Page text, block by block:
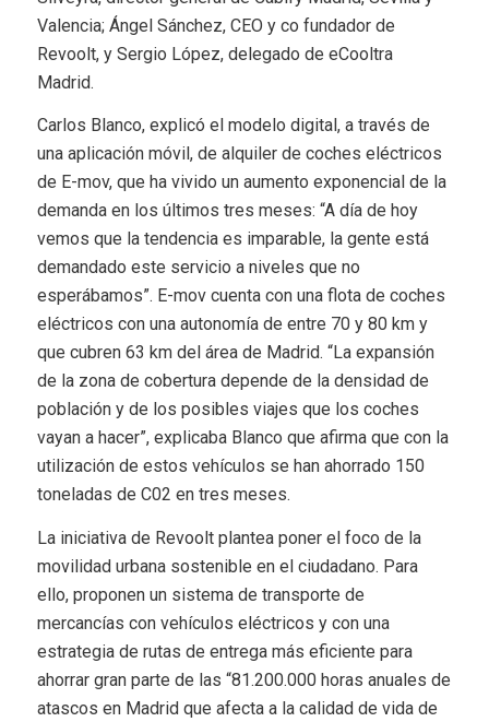
Valencia; Ángel Sánchez, CEO y co fundador de
Revoolt, y Sergio López, delegado de eCooltra
Madrid.
Carlos Blanco, explicó el modelo digital, a través de
una aplicación móvil, de alquiler de coches eléctricos
de E-mov, que ha vivido un aumento exponencial de la
demanda en los últimos tres meses: “A día de hoy
vemos que la tendencia es imparable, la gente está
demandado este servicio a niveles que no
esperábamos”. E-mov cuenta con una flota de coches
eléctricos con una autonomía de entre 70 y 80 km y
que cubren 63 km del área de Madrid. “La expansión
de la zona de cobertura depende de la densidad de
población y de los posibles viajes que los coches
vayan a hacer”, explicaba Blanco que afirma que con la
utilización de estos vehículos se han ahorrado 150
toneladas de C02 en tres meses.
La iniciativa de Revoolt plantea poner el foco de la
movilidad urbana sostenible en el ciudadano. Para
ello, proponen un sistema de transporte de
mercancías con vehículos eléctricos y con una
estrategia de rutas de entrega más eficiente para
ahorrar gran parte de las “81.200.000 horas anuales de
atascos en Madrid que afecta a la calidad de vida de